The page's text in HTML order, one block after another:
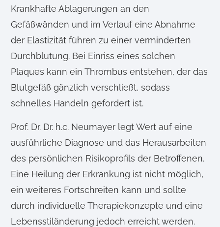
Krankhafte Ablagerungen an den
Gefäßwänden und im Verlauf eine Abnahme
der Elastizität führen zu einer verminderten
Durchblutung. Bei Einriss eines solchen
Plaques kann ein Thrombus entstehen, der das
Blutgefäß gänzlich verschließt, sodass
schnelles Handeln gefordert ist.
Prof. Dr. Dr. h.c. Neumayer legt Wert auf eine
ausführliche Diagnose und das Herausarbeiten
des persönlichen Risikoprofils der Betroffenen.
Eine Heilung der Erkrankung ist nicht möglich,
ein weiteres Fortschreiten kann und sollte
durch individuelle Therapiekonzepte und eine
Lebensstiländerung jedoch erreicht werden.